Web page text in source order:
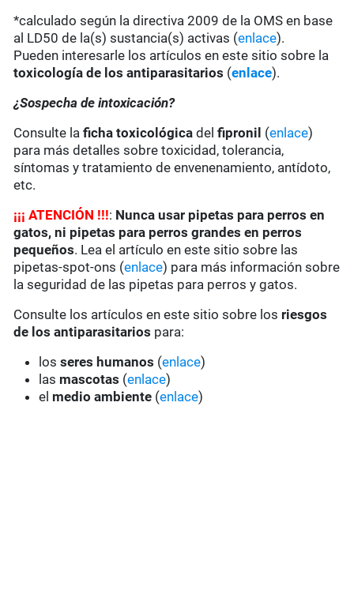
*calculado según la directiva 2009 de la OMS en base
al LD50 de la(s) sustancia(s) activas (enlace).
Pueden interesarle los artículos en este sitio sobre la
toxicología de los antiparasitarios (enlace).
¿Sospecha de intoxicación?
Consulte laficha toxicológica delfipronil (enlace)
para más detalles sobre toxicidad, tolerancia,
síntomas y tratamiento de envenenamiento, antídoto,
etc.
¡¡¡ATENCIÓN !!!: Nunca usar pipetas para perros en
gatos, ni pipetas para perros grandes en perros
pequeños. Lea el artículo en este sitio sobre las
pipetas-spot-ons (enlace) para más información sobre
la seguridad de las pipetas para perros y gatos.
Consulte los artículos en este sitio sobre los riesgos
de los antiparasitarios para:
losseres humanos (enlace)
las mascotas (enlace)
el medio ambiente (enlace)